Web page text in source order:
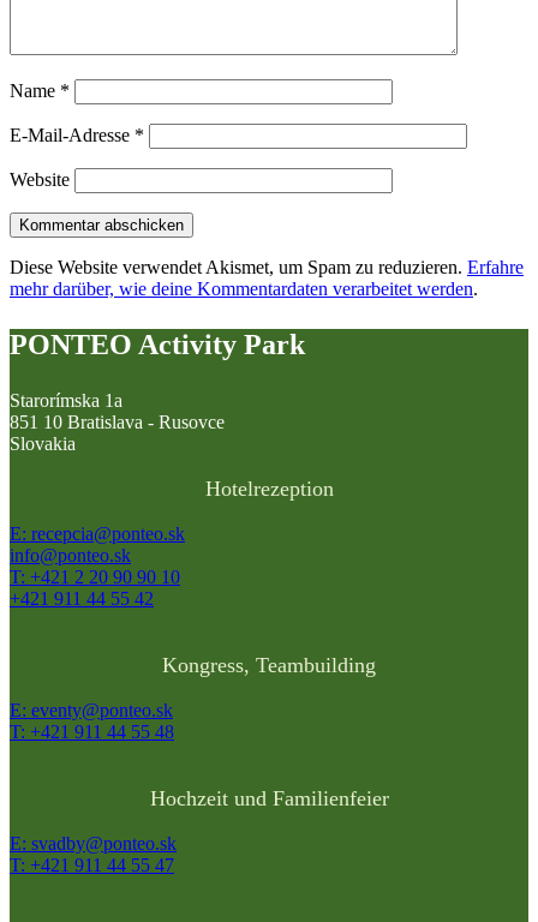
Name *
E-Mail-Adresse *
Website
Diese Website verwendet Akismet, um Spam zu reduzieren. Erfahre
mehr darüber, wie deine Kommentardaten verarbeitet werden.
PONTEO Activity Park
Starorímska 1a
851 10 Bratislava - Rusovce
Slovakia
Hotelrezeption
E: recepcia@ponteo.sk
info@ponteo.sk
T: +421 2 20 90 90 10
+421 911 44 55 42
Kongress, Teambuilding
E: eventy@ponteo.sk
T: +421 911 44 55 48
Hochzeit und Familienfeier
E: svadby@ponteo.sk
T: +421 911 44 55 47